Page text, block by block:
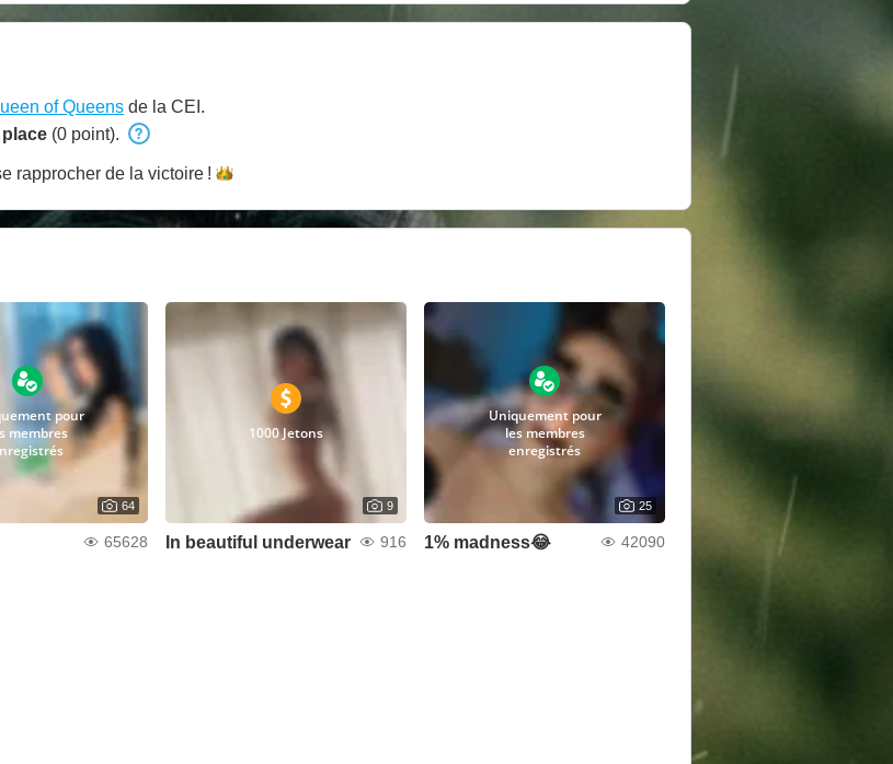
of Queens de la CEI.
place (0 point).
rapprocher de la victoire !
pour
membres
64
65628
1000 Jetons
9
In beautiful underwear 916
Uniquement pour
les membres
enregistrés
25
1% madness😂 42090